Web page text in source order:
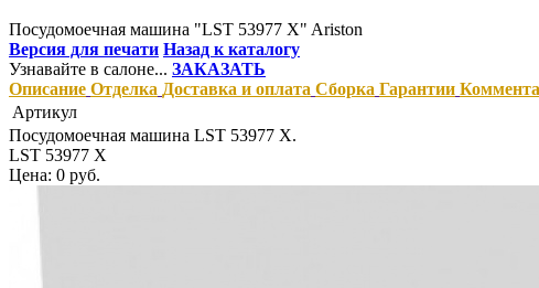
Посудомоечная машина "LST 53977 X" Ariston
Версия для печати Назад к каталогу
Узнавайте в салоне... ЗАКАЗАТЬ
Описание Отделка Доставка и оплата Сборка Гарантии
Артикул
Посудомоечная машина LST 53977 X.
LST 53977 X
Цена: 0 руб.